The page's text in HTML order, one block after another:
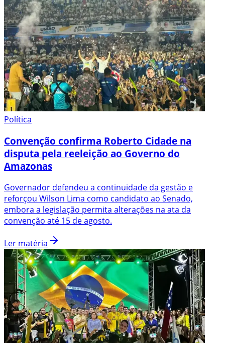
Política
Convenção confirma Roberto Cidade na
disputa pela reeleição ao Governo do
Amazonas
Governador defendeu a continuidade da gestão e
reforçou Wilson Lima como candidato ao Senado,
embora a legislação permita alterações na ata da
convenção até 15 de agosto.
Ler matéria